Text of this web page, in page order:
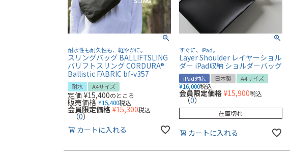
耐水性も耐久性も、軽やかに。
スリングバッグ BALLIFTSLING
バリフトスリング CORDURA®
Ballistic FABRIC bf-v357
耐水 A4サイズ
定価 ¥15,400のところ
販売価格 ¥15,400税込
会員限定価格 ¥15,300税込
（0）
カートに入れる
すぐに、iPad。
Layer Shoulder レイヤーショル
ダー iPad収納 ショルダーバッグ
iPad対応 日本製 A4サイズ
¥16,000税込
会員限定価格 ¥15,900税込
（0）
在庫切れ
カートに入れる